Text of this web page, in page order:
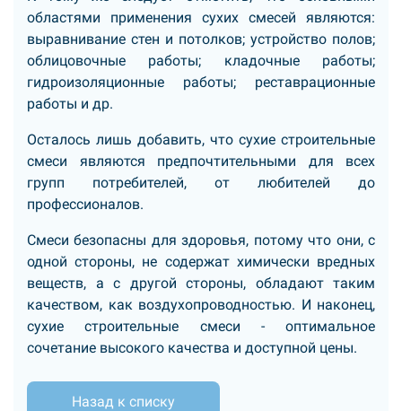
областями применения сухих смесей являются:
выравнивание стен и потолков; устройство полов;
облицовочные работы; кладочные работы;
гидроизоляционные работы; реставрационные
работы и др.
Осталось лишь добавить, что сухие строительные
смеси являются предпочтительными для всех
групп потребителей, от любителей до
профессионалов.
Смеси безопасны для здоровья, потому что они, с
одной стороны, не содержат химически вредных
веществ, а с другой стороны, обладают таким
качеством, как воздухопроводностью. И наконец,
сухие строительные смеси - оптимальное
сочетание высокого качества и доступной цены.
Назад к списку